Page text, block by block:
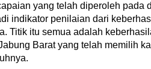
yang telah diperoleh
indikator penilaian dari
Titik itu semua adalah
Barat yang telah memilih